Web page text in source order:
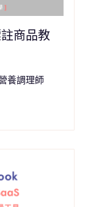
商品教
養調理師